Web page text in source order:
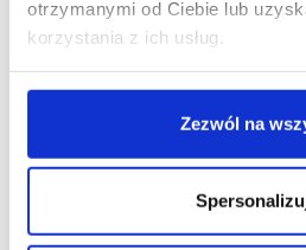
otrzymanymi od Ciebie lub
korzystania z ich usług.
Zezwól na